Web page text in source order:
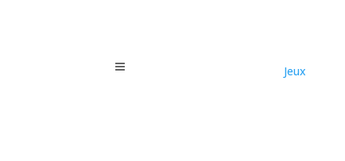
Jeux